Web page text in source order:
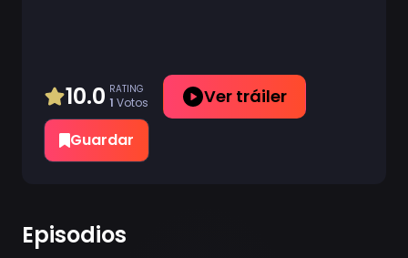
de 3 días en cada país.
10.0 RATING
1 Votos Ver tráiler
Guardar
Episodios